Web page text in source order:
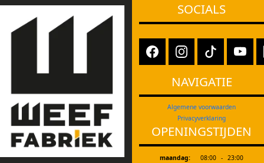
SOCIALS
NAVIGATIE
Algemene voorwaarden
Privacyverklaring
OPENINGSTIJDEN
maandag: 08:00 - 23:00